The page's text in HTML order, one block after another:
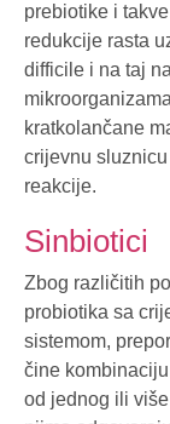
prebiotike i
redukcije rasta
difficile i na taj
kratkolančane
crijevnu
reakcije.
Sinbiotici
Zbog različitih
probiotika sa
sistemom,
čine
od jednog ili